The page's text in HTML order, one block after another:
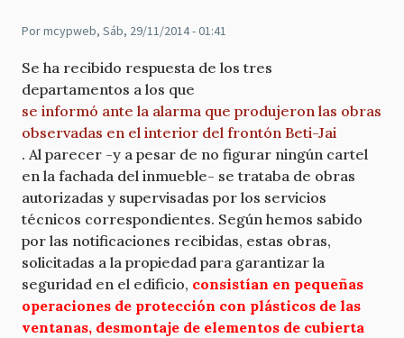
Pormcypweb, Sáb, 29/11/2014 - 01:41
Se ha recibido respuesta de los tres
departamentos a los que
se informó ante la alarma que produjeron las obras
observadas en el interior del frontón Beti-Jai
. Al parecer -y a pesar de no figurar ningún cartel
en la fachada del inmueble- se trataba de obras
autorizadas y supervisadas por los servicios
técnicos correspondientes. Según hemos sabido
por las notificaciones recibidas, estas obras,
solicitadas a la propiedad para garantizar la
seguridad en el edificio, consistían en pequeñas
operaciones de protección con plásticos de las
ventanas, desmontaje de elementos de cubierta